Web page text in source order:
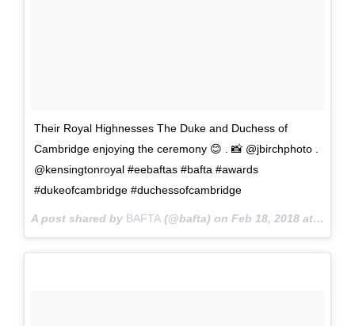
Their Royal Highnesses The Duke and Duchess of
Cambridge enjoying the ceremony 😊 . 📸 @jbirchphoto .
@kensingtonroyal #eebaftas #bafta #awards
#dukeofcambridge #duchessofcambridge
A post shared by BAFTA (@bafta) on Feb 18, 2018 at 5:05pm PST